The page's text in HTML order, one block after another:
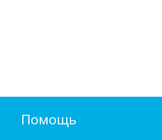
Помощь